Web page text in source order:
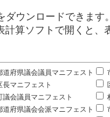
ウンロードできます。
算ソフトで開くと、
道府県議会議員マニフェスト
長マニフェスト
議会議員マニフェスト
道府県議会会派マニフェスト